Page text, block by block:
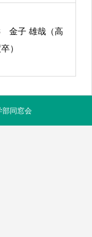
金子 雄哉（高
）
部同窓会